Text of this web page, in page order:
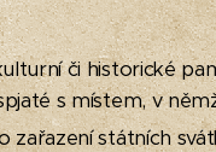
či historické
s místem, v
zařazení státních